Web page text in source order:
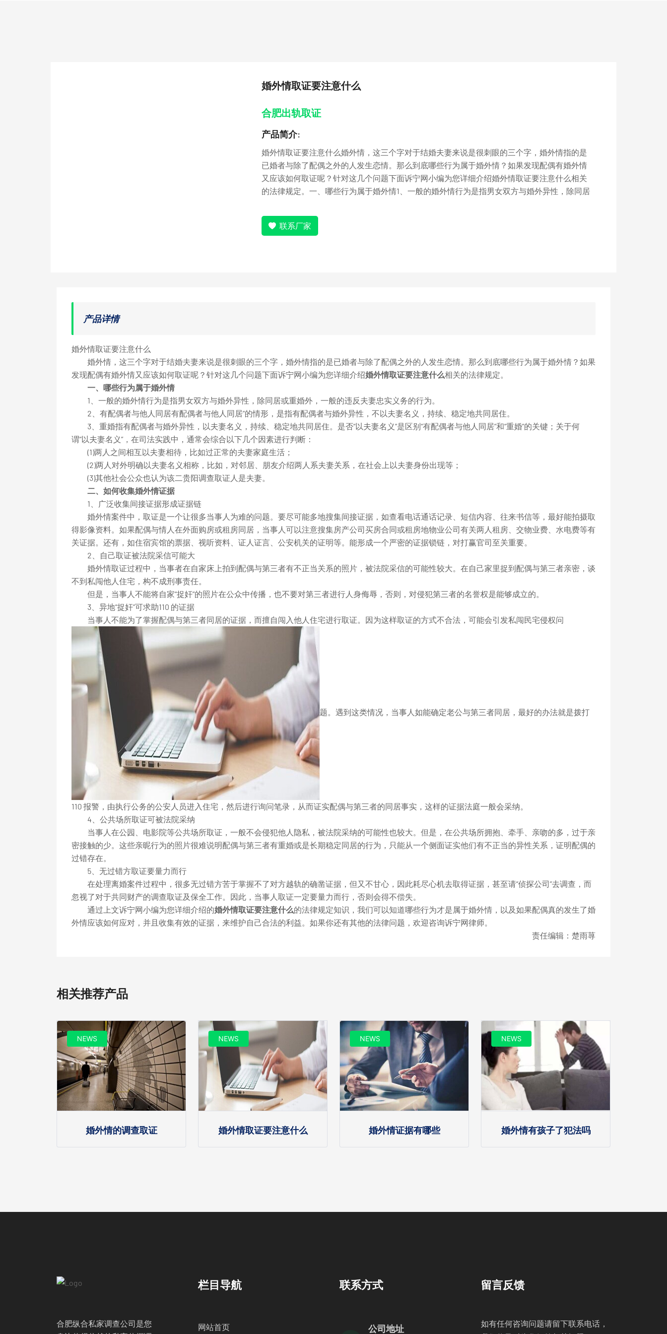
婚外情取证要注意什么
合肥出轨取证
产品简介:
婚外情取证要注意什么婚外情，这三个字对于结婚夫妻来说是很刺眼的三个字，婚外情指的是
已婚者与除了配偶之外的人发生恋情。那么到底哪些行为属于婚外情？如果发现配偶有婚外情
又应该如何取证呢？针对这几个问题下面诉宁网小编为您详细介绍婚外情取证要注意什么相关
的法律规定。一、哪些行为属于婚外情1、一般的婚外情行为是指男女双方与婚外异性，除同居
联系厂家
产品详情
婚外情取证要注意什么
婚外情，这三个字对于结婚夫妻来说是很刺眼的三个字，婚外情指的是已婚者与除了配偶之外的人发生恋情。那么到底哪些行为属于婚外情？如果
发现配偶有婚外情又应该如何取证呢？针对这几个问题下面诉宁网小编为您详细介绍婚外情取证要注意什么相关的法律规定。
一、哪些行为属于婚外情
1、一般的婚外情行为是指男女双方与婚外异性，除同居或重婚外，一般的违反夫妻忠实义务的行为。
2、有配偶者与他人同居有配偶者与他人同居”的情形，是指有配偶者与婚外异性，不以夫妻名义，持续、稳定地共同居住。
3、重婚指有配偶者与婚外异性，以夫妻名义，持续、稳定地共同居住。是否“以夫妻名义”是区别“有配偶者与他人同居”和“重婚”的关键；关于何
谓“以夫妻名义”，在司法实践中，通常会综合以下几个因素进行判断：
(1)两人之间相互以夫妻相待，比如过正常的夫妻家庭生活；
(2)两人对外明确以夫妻名义相称，比如，对邻居、朋友介绍两人系夫妻关系，在社会上以夫妻身份出现等；
(3)其他社会公众也认为该二贵阳调查取证人是夫妻。
二、如何收集婚外情证据
1、广泛收集间接证据形成证据链
婚外情案件中，取证是一个让很多当事人为难的问题。要尽可能多地搜集间接证据，如查看电话通话记录、短信内容、往来书信等，最好能拍摄取
得影像资料。如果配偶与情人在外面购房或租房同居，当事人可以注意搜集房产公司买房合同或租房地物业公司有关两人租房、交物业费、水电费等有
关证据。还有，如住宿宾馆的票据、视听资料、证人证言、公安机关的证明等。能形成一个严密的证据锁链，对打赢官司至关重要。
2、自己取证被法院采信可能大
婚外情取证过程中，当事者在自家床上拍到配偶与第三者有不正当关系的照片，被法院采信的可能性较大。在自己家里捉到配偶与第三者亲密，谈
不到私闯他人住宅，构不成刑事责任。
但是，当事人不能将自家“捉奸”的照片在公众中传播，也不要对第三者进行人身侮辱，否则，对侵犯第三者的名誉权是能够成立的。
3、异地“捉奸”可求助110 的证据
当事人不能为了掌握配偶与第三者同居的证据，而擅自闯入他人住宅进行取证。因为这样取证的方式不合法，可能会引发私闯民宅侵权问
题。遇到这类情况，当事人如能确定老公与第三者同居，最好的办法就是拨打
110 报警，由执行公务的公安人员进入住宅，然后进行询问笔录，从而证实配偶与第三者的同居事实，这样的证据法庭一般会采纳。
4、公共场所取证可被法院采纳
当事人在公园、电影院等公共场所取证，一般不会侵犯他人隐私，被法院采纳的可能性也较大。但是，在公共场所拥抱、牵手、亲吻的多，过于亲
密接触的少。这些亲昵行为的照片很难说明配偶与第三者有重婚或是长期稳定同居的行为，只能从一个侧面证实他们有不正当的异性关系，证明配偶的
过错存在。
5、无过错方取证要量力而行
在处理离婚案件过程中，很多无过错方苦于掌握不了对方越轨的确凿证据，但又不甘心，因此耗尽心机去取得证据，甚至请“侦探公司”去调查，而
忽视了对于共同财产的调查取证及保全工作。因此，当事人取证一定要量力而行，否则会得不偿失。
通过上文诉宁网小编为您详细介绍的婚外情取证要注意什么的法律规定知识，我们可以知道哪些行为才是属于婚外情，以及如果配偶真的发生了婚
外情应该如何应对，并且收集有效的证据，来维护自己合法的利益。如果你还有其他的法律问题，欢迎咨询诉宁网律师。
责任编辑：楚雨荨
相关推荐产品
NEWS
婚外情的调查取证
NEWS
婚外情取证要注意什么
NEWS
婚外情证据有哪些
NEWS
婚外情有孩子了犯法吗
合肥纵合私家调查公司是您
栏目导航
网站首页
联系方式
公司地址
留言反馈
如有任何咨询问题请留下联系电话，